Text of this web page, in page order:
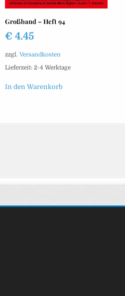
Großband – Heft 94
€ 4.45
zzgl.Versandkosten
Lieferzeit:2-4 Werktage
In den Warenkorb